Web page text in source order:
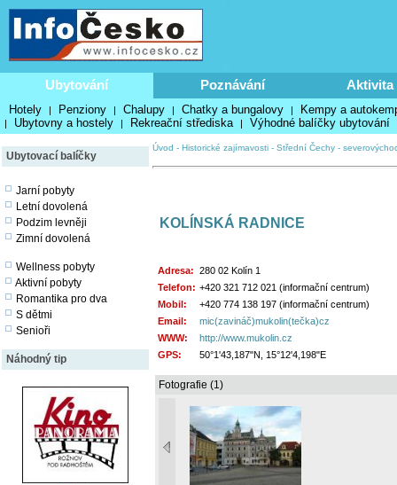
Ubytování Poznávání Aktivita
Hotely | Penziony | Chalupy | Chatky a bungalovy | Kempy a
| Ubytovny a hostely | Rekreační střediska | Výhodné balíčky ubytování
Ubytovací balíčky
Jarní pobyty
Letní dovolená
Podzim levněji
Zimní dovolená
Wellness pobyty
Aktivní pobyty
Romantika pro dva
S dětmi
Senioři
Náhodný tip
Úvod - Historické zajímavosti - Střední Čechy -
KOLÍNSKÁ RADNICE
Adresa: 280 02 Kolín 1
Telefon: +420 321 712 021 (informační centrum)
Mobil:
+420 774 138 197 (informační centrum)
Email:
mic(zavináč)mukolin(tečka)cz
WWW:
http://www.mukolin.cz
GPS:
50°1'43,187"N, 15°12'4,198"E
Fotografie (1)